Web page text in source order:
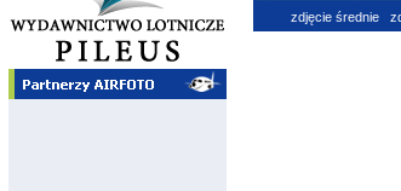
zdjęcie średnie